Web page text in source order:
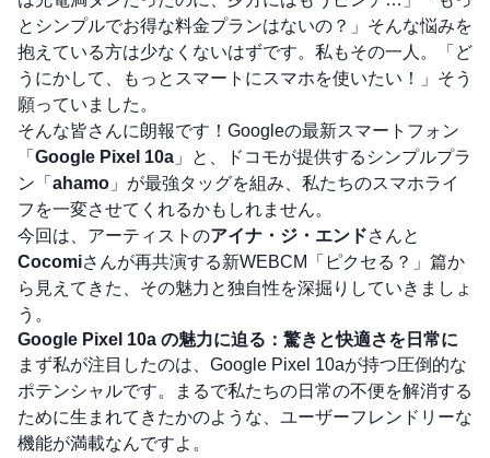
とシンプルでお得な料金プランはないの？」そんな悩みを
抱えている方は少なくないはずです。私もその一人。「ど
うにかして、もっとスマートにスマホを使いたい！」そう
願っていました。
そんな皆さんに朗報です！Googleの最新スマートフォン
「 Google Pixel 10a 」と、ドコモが提供するシンプルプラ
ン「 ahamo 」が最強タッグを組み、私たちのスマホライ
フを一変させてくれるかもしれません。
今回は、アーティストのアイナ・ジ・エンドさんと
Cocomiさんが再共演する新WEBCM「ピクセる？」篇か
ら見えてきた、その魅力と独自性を深掘りしていきましょ
う。
Google Pixel 10a の魅力に迫る：驚きと快適さを日常に
まず私が注目したのは、Google Pixel 10aが持つ圧倒的な
ポテンシャルです。まるで私たちの日常の不便を解消する
ために生まれてきたかのような、ユーザーフレンドリーな
機能が満載なんですよ。